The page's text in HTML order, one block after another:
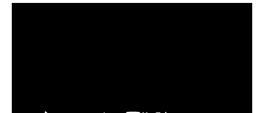
Відеопрогравач